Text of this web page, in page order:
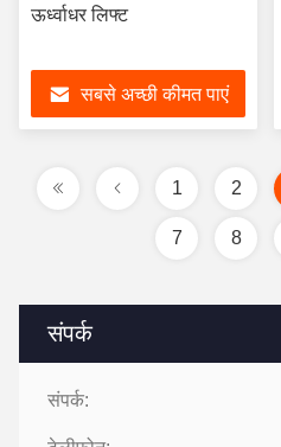
संपर्क
संपर्क:
ऊर्ध्वाधर लिफ्ट
सबसे अच्छी कीमत पाएं
1 2
7 8